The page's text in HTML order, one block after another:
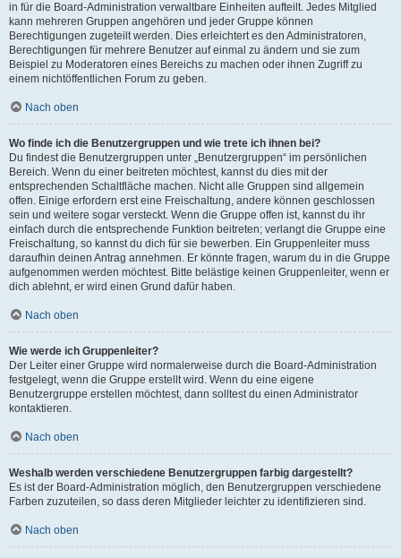
in für die Board-Administration verwaltbare Einheiten aufteilt. Jedes Mitglied
kann mehreren Gruppen angehören und jeder Gruppe können
Berechtigungen zugeteilt werden. Dies erleichtert es den Administratoren,
Berechtigungen für mehrere Benutzer auf einmal zu ändern und sie zum
Beispiel zu Moderatoren eines Bereichs zu machen oder ihnen Zugriff zu
einem nichtöffentlichen Forum zu geben.
Nach oben
Wo finde ich die Benutzergruppen und wie trete ich ihnen bei?
Du findest die Benutzergruppen unter „Benutzergruppen“ im persönlichen
Bereich. Wenn du einer beitreten möchtest, kannst du dies mit der
entsprechenden Schaltfläche machen. Nicht alle Gruppen sind allgemein
offen. Einige erfordern erst eine Freischaltung, andere können geschlossen
sein und weitere sogar versteckt. Wenn die Gruppe offen ist, kannst du ihr
einfach durch die entsprechende Funktion beitreten; verlangt die Gruppe eine
Freischaltung, so kannst du dich für sie bewerben. Ein Gruppenleiter muss
daraufhin deinen Antrag annehmen. Er könnte fragen, warum du in die Gruppe
aufgenommen werden möchtest. Bitte belästige keinen Gruppenleiter, wenn er
dich ablehnt, er wird einen Grund dafür haben.
Nach oben
Wie werde ich Gruppenleiter?
Der Leiter einer Gruppe wird normalerweise durch die Board-Administration
festgelegt, wenn die Gruppe erstellt wird. Wenn du eine eigene
Benutzergruppe erstellen möchtest, dann solltest du einen Administrator
kontaktieren.
Nach oben
Weshalb werden verschiedene Benutzergruppen farbig dargestellt?
Es ist der Board-Administration möglich, den Benutzergruppen verschiedene
Farben zuzuteilen, so dass deren Mitglieder leichter zu identifizieren sind.
Nach oben